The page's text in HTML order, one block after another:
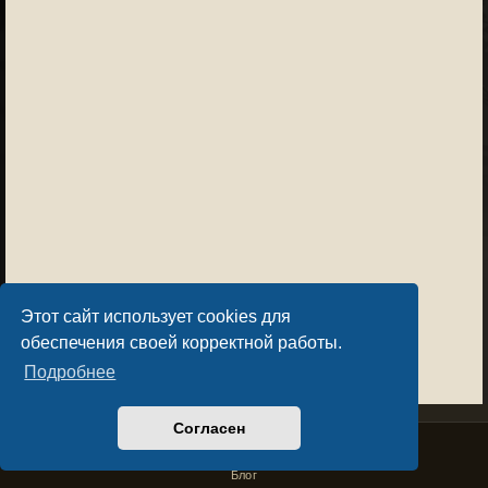
Этот сайт использует cookies для
обеспечения своей корректной работы.
Подробнее
Согласен
Privacy PolicyLicense Agreement
Copyright © Sacralium Games 2023-
Блог